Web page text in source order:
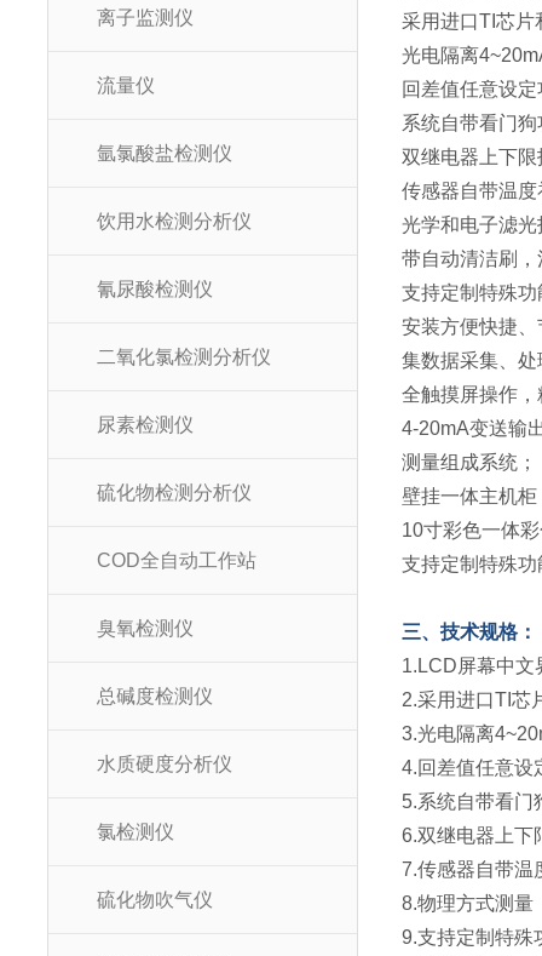
离子监测仪
流量仪
氩氯酸盐检测仪
饮用水检测分析仪
氰尿酸检测仪
二氧化氯检测分析仪
尿素检测仪
硫化物检测分析仪
COD全自动工作站
臭氧检测仪
总碱度检测仪
水质硬度分析仪
氯检测仪
硫化物吹气仪
采用进口TI芯片
光电隔离
回差值任意设
系统自带看门
双继电器上下
传感器自带温
光学和电子滤
带自动清洁刷
支持定制特殊
安装方便快捷
集数据采集、
全触摸屏操作
4-20mA变送输
测量组成系统；
壁挂一体主机
10寸彩色一体
支持定制特殊
三、技术规格：
1.LCD屏幕中文
2.采用进口TI芯
3.光电隔离
4.回差值任意设
5.系统自带看门
6.双继电器上下
7.传感器自带温
8.物理方式测量
9.支持定制特殊